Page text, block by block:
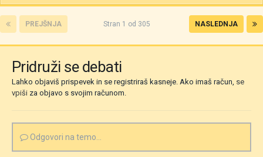
PREJŠNJA NASLEDNJA
Stran 1 od 305
Pridruži se debati
Lahko objaviš prispevek in se registriraš kasneje. Ako imaš račun, se
vpiši za objavo s svojim računom.
Odgovori na temo...